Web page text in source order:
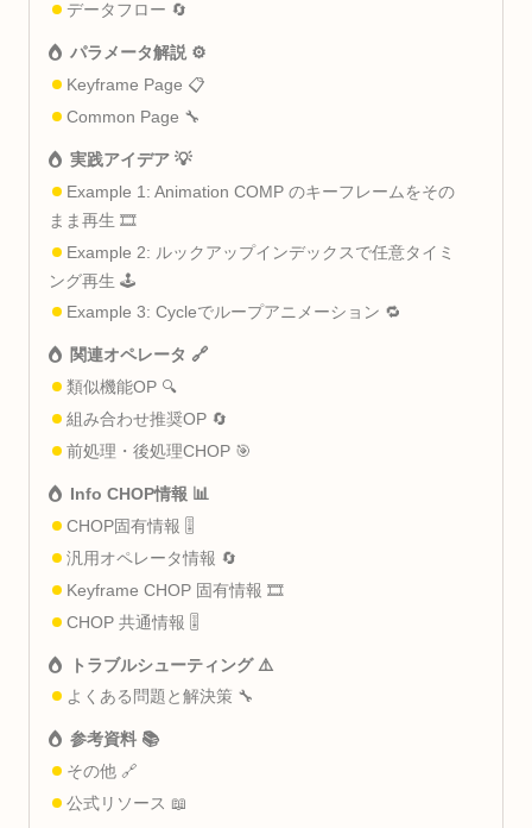
データフロー 🔄
パラメータ解説 ⚙️
Keyframe Page 📋
Common Page 🔧
実践アイデア 💡
Example 1: Animation COMP のキーフレームをその
まま再生 🎞️
Example 2: ルックアップインデックスで任意タイミ
ング再生 🕹️
Example 3: Cycleでループアニメーション 🔁
関連オペレータ 🔗
類似機能OP 🔍
組み合わせ推奨OP 🔄
前処理・後処理CHOP 🎯
Info CHOP情報 📊
CHOP固有情報 🎚️
汎用オペレータ情報 🔄
Keyframe CHOP 固有情報 🎞️
CHOP 共通情報 🎚️
トラブルシューティング ⚠️
よくある問題と解決策 🔧
参考資料 📚
その他 🔗
公式リソース 📖